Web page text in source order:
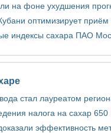
на фоне ухудшения
оптимизирует приём
индексы сахара ПАО
стал лауреатом
налога на сахар
эффективность